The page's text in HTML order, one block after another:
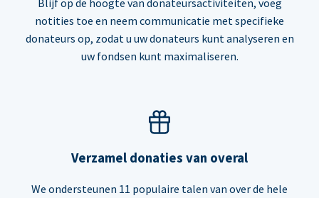
Blijf op de hoogte van donateursactiviteiten, voeg
notities toe en neem communicatie met specifieke
donateurs op, zodat u uw donateurs kunt analyseren en
uw fondsen kunt maximaliseren.
Verzamel donaties van overal
We ondersteunen 11 populaire talen van over de hele